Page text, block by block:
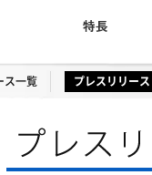
特長
ス一覧 プレスリリース